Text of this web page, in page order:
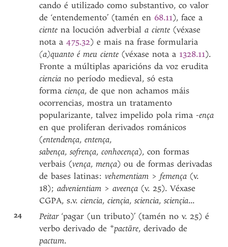
cando é utilizado como substantivo, co valor
de ‘entendemento’ (tamén en 68.11), face a
ciente na locución adverbiala ciente (véxase
nota a475.32) e mais na frase formularia
(a)quanto é meu ciente (véxase nota a 1328.11).
Fronte a múltiplas aparicións da voz erudita
cienciano período medieval, só esta
formaciença, de que non achamos máis
ocorrencias, mostra un tratamento
popularizante, talvez impelido pola rima -ença
en que proliferan derivados románicos
(entendença,entença,
sabença,sofrença,conhocença), con formas
verbais (vença,mença) ou de formas derivadas
de bases latinas:vehementiam >femença(v.
18);advenientiam >aveença(v. 25). Véxase
CGPA, s.v.ciencia,ciençia,sciencia,sciençia...
24 Peitar‘pagar (un tributo)’ (tamén no v. 25) é
verbo derivado de *pactāre, derivado de
pactum.